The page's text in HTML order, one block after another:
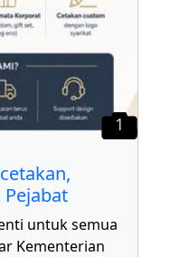
1
untuk semua
Kementerian